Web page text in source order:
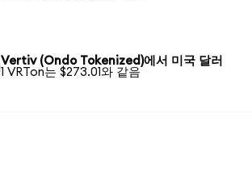
Vertiv (Ondo Tokenized)에서 미국 달러
1 VRTon는 $273.01와 같음